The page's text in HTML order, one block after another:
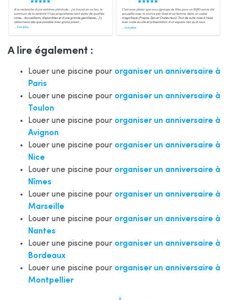
A lire également :
Louer une piscine pour organiser un anniversaire à
Paris
Louer une piscine pour organiser un anniversaire à
Toulon
Louer une piscine pour organiser un anniversaire à
Avignon
Louer une piscine pour organiser un anniversaire à
Nice
Louer une piscine pour organiser un anniversaire à
Nîmes
Louer une piscine pour organiser un anniversaire à
Marseille
Louer une piscine pour organiser un anniversaire à
Nantes
Louer une piscine pour organiser un anniversaire à
Bordeaux
Louer une piscine pour organiser un anniversaire à
Montpellier